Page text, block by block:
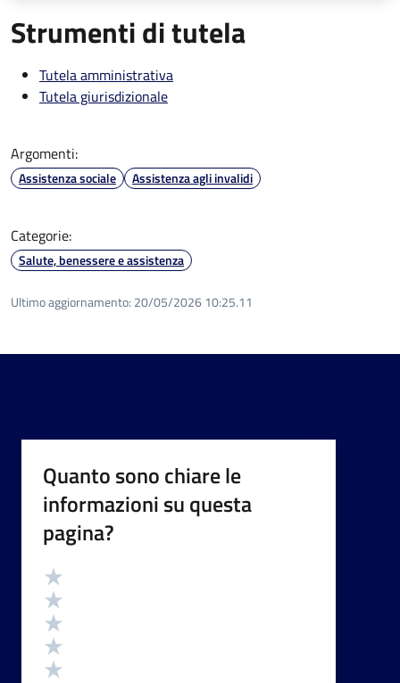
Strumenti di tutela
Tutela amministrativa
Tutela giurisdizionale
Argomenti:
Assistenza sociale Assistenza agli invalidi
Categorie:
Salute, benessere e assistenza
Ultimo aggiornamento: 20/05/2026 10:25.11
Quanto sono chiare le
informazioni su questa
pagina?
Valutazione